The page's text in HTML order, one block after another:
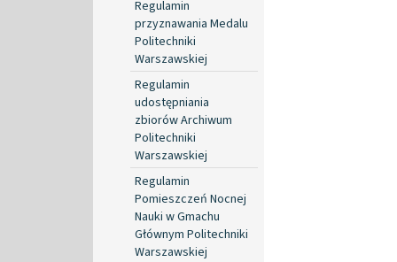
Regulamin
przyznawania Medalu
Politechniki
Warszawskiej
Regulamin
udostępniania
zbiorów Archiwum
Politechniki
Warszawskiej
Regulamin
Pomieszczeń Nocnej
Nauki w Gmachu
Głównym Politechniki
Warszawskiej